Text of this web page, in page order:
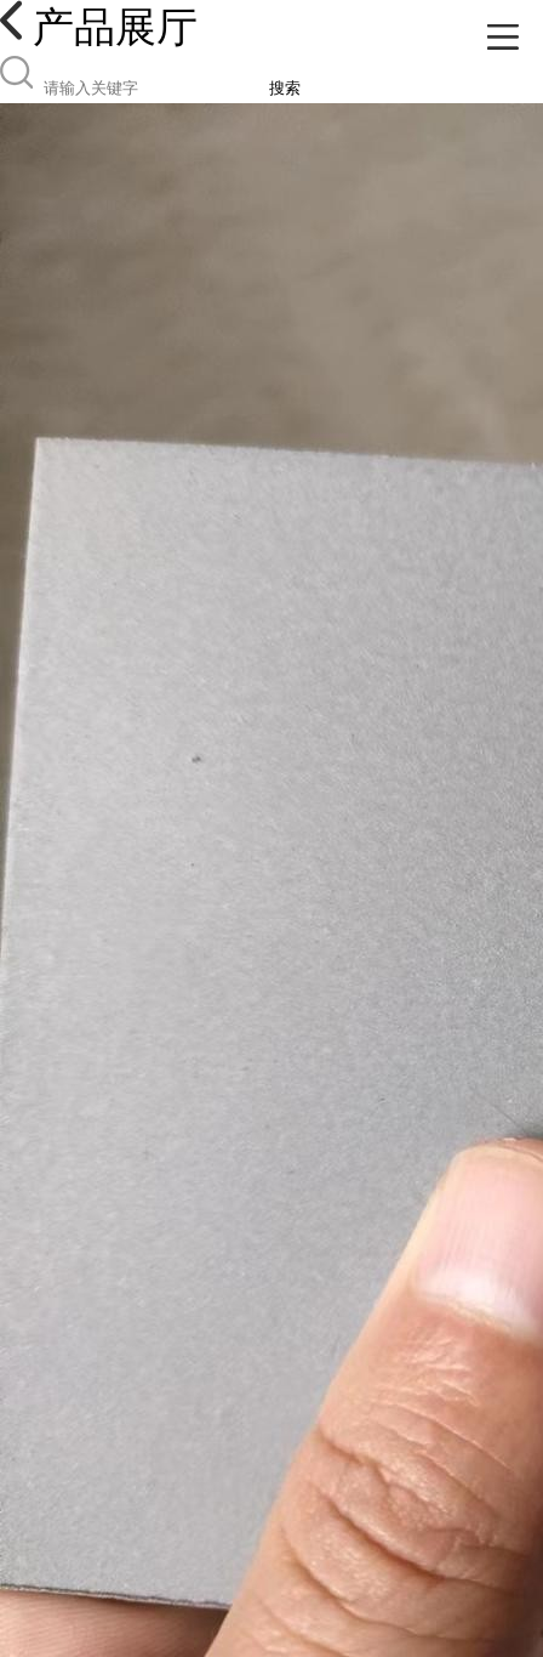
产品展厅
搜索